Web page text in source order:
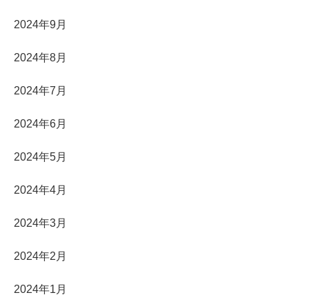
2024年9月
2024年8月
2024年7月
2024年6月
2024年5月
2024年4月
2024年3月
2024年2月
2024年1月